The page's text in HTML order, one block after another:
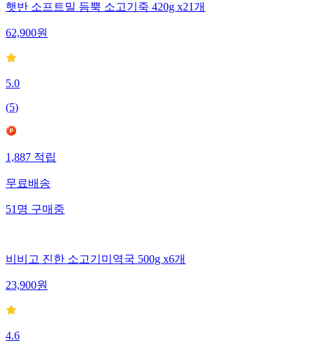
햇반 소프트밀 듬뿍 소고기죽 420g x21개
62,900원
5.0
(5)
1,887 적립
무료배송
51 명 구매중
비비고 진한 소고기미역국 500g x6개
23,900원
4.6